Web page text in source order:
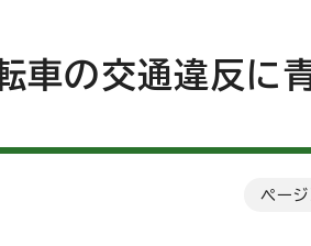
車の交通違反に
ペー